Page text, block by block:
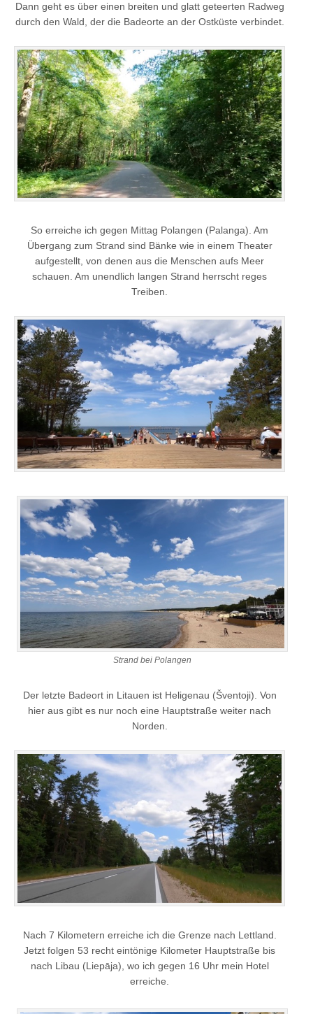
Dann geht es über einen breiten und glatt geteerten Radweg
durch den Wald, der die Badeorte an der Ostküste verbindet.
So erreiche ich gegen Mittag Polangen (Palanga). Am
Übergang zum Strand sind Bänke wie in einem Theater
aufgestellt, von denen aus die Menschen aufs Meer
schauen. Am unendlich langen Strand herrscht reges
Treiben.
Strand bei Polangen
Der letzte Badeort in Litauen ist Heligenau (Šventoji). Von
hier aus gibt es nur noch eine Hauptstraße weiter nach
Norden.
Nach 7 Kilometern erreiche ich die Grenze nach Lettland.
Jetzt folgen 53 recht eintönige Kilometer Hauptstraße bis
nach Libau (Liepāja), wo ich gegen 16 Uhr mein Hotel
erreiche.